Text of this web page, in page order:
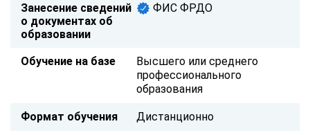
Занесение сведений
о документах об
образовании
ФИС ФРДО
Обучение на базе
Высшего или среднего
профессионального
образования
Формат обучения Дистанционно